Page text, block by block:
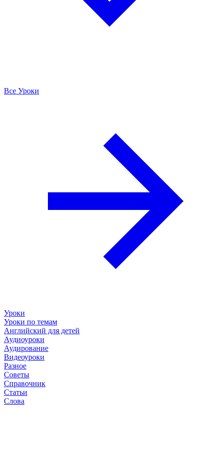
Все Уроки
Уроки
Уроки по темам
Английский для детей
Аудиоуроки
Аудирование
Видеоуроки
Разное
Советы
Справочник
Статьи
Слова